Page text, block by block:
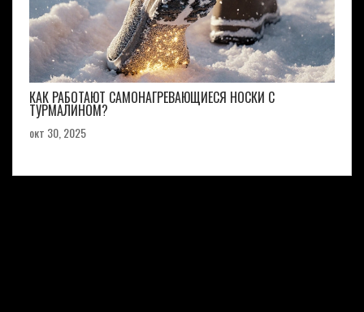
КАК РАБОТАЮТ САМОНАГРЕВАЮЩИЕСЯ НОСКИ С
ТУРМАЛИНОМ?
окт 30, 2025